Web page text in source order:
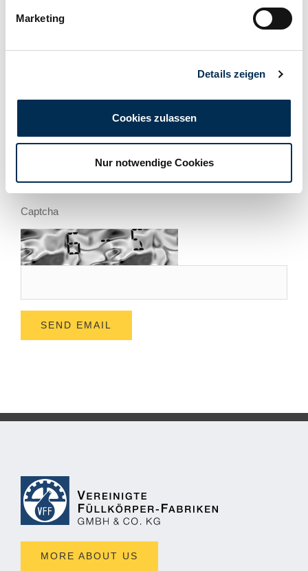
Marketing
Details zeigen
Cookies zulassen
Nur notwendige Cookies
Please contact me on
Email
Captcha
MORE ABOUT US